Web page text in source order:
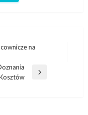
na